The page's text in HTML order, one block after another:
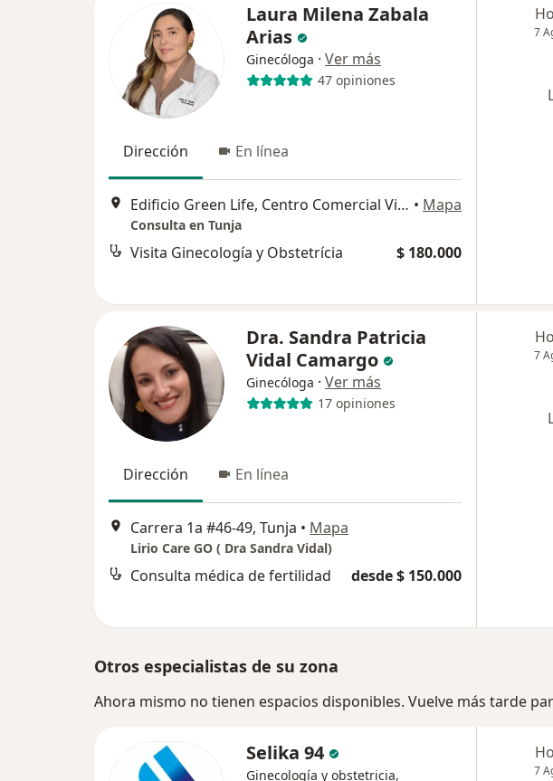
Laura Milena Zabala
Arias
Ginecóloga · Ver más
47 opiniones
Dirección En línea
Edificio Green Life, Centro Comercial Viva, Avenida Universitaria, Diagonal al #52 - 102, Tunja • Mapa
Consulta en Tunja
Visita Ginecología y Obstetrícia $ 180.000
7
Dra. Sandra Patricia
Vidal Camargo
Ginecóloga · Ver más
17 opiniones
Dirección En línea
Carrera 1a #46-49, Tunja • Mapa
Lirio Care GO ( Dra Sandra Vidal)
Consulta médica de fertilidad desde $ 150.000
7
Otros especialistas de su zona
Ahora mismo no tienen espacios disponibles. Vuelve más tarde
Selika 94
Ginecología y obstetricia, 7